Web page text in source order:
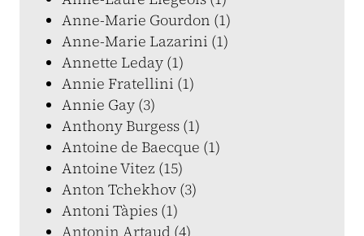
Anne-Marie Gourdon (1)
Anne-Marie Lazarini (1)
Annette Leday (1)
Annie Fratellini (1)
Annie Gay (3)
Anthony Burgess (1)
Antoine de Baecque (1)
Antoine Vitez (15)
Anton Tchekhov (3)
Antoni Tàpies (1)
Antonin Artaud (4)